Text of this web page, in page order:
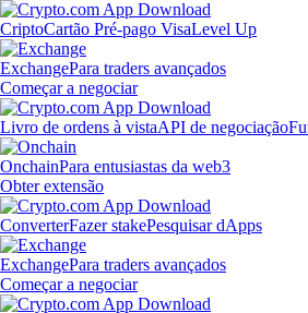
CriptoCartão Pré-pago VisaLevel Up
ExchangePara traders avançados
Começar a negociar
Livro de ordens à vistaAPI de negociação
OnchainPara entusiastas da web3
Obter extensão
ConverterFazer stakePesquisar dApps
ExchangePara traders avançados
Começar a negociar